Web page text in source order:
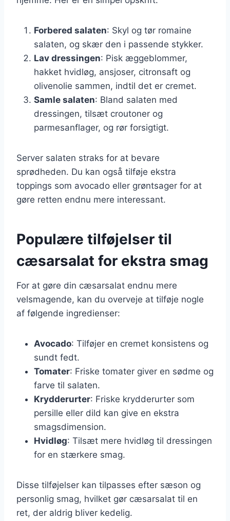
Forbered salaten: Skyl og tør romaine
salaten, og skær den i passende stykker.
Lav dressingen: Pisk æggeblommer,
hakket hvidløg, ansjoser, citronsaft og
olivenolie sammen, indtil det er cremet.
Samle salaten: Bland salaten med
dressingen, tilsæt croutoner og
parmesanflager, og rør forsigtigt.
Server salaten straks for at bevare
sprødheden. Du kan også tilføje ekstra
toppings som avocado eller grøntsager for at
gøre retten endnu mere interessant.
Populære tilføjelser til
cæsarsalat for ekstra smag
For at gøre din cæsarsalat endnu mere
velsmagende, kan du overveje at tilføje nogle
af følgende ingredienser:
Avocado: Tilføjer en cremet konsistens og
sundt fedt.
Tomater: Friske tomater giver en sødme og
farve til salaten.
Krydderurter: Friske krydderurter som
persille eller dild kan give en ekstra
smagsdimension.
Hvidløg: Tilsæt mere hvidløg til dressingen
for en stærkere smag.
Disse tilføjelser kan tilpasses efter sæson og
personlig smag, hvilket gør cæsarsalat til en
ret, der aldrig bliver kedelig.